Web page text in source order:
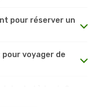
pour réserver un
pour voyager de